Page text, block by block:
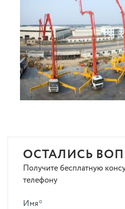
ОСТАЛИСЬ
Получите бесплатную
телефону
Имя*